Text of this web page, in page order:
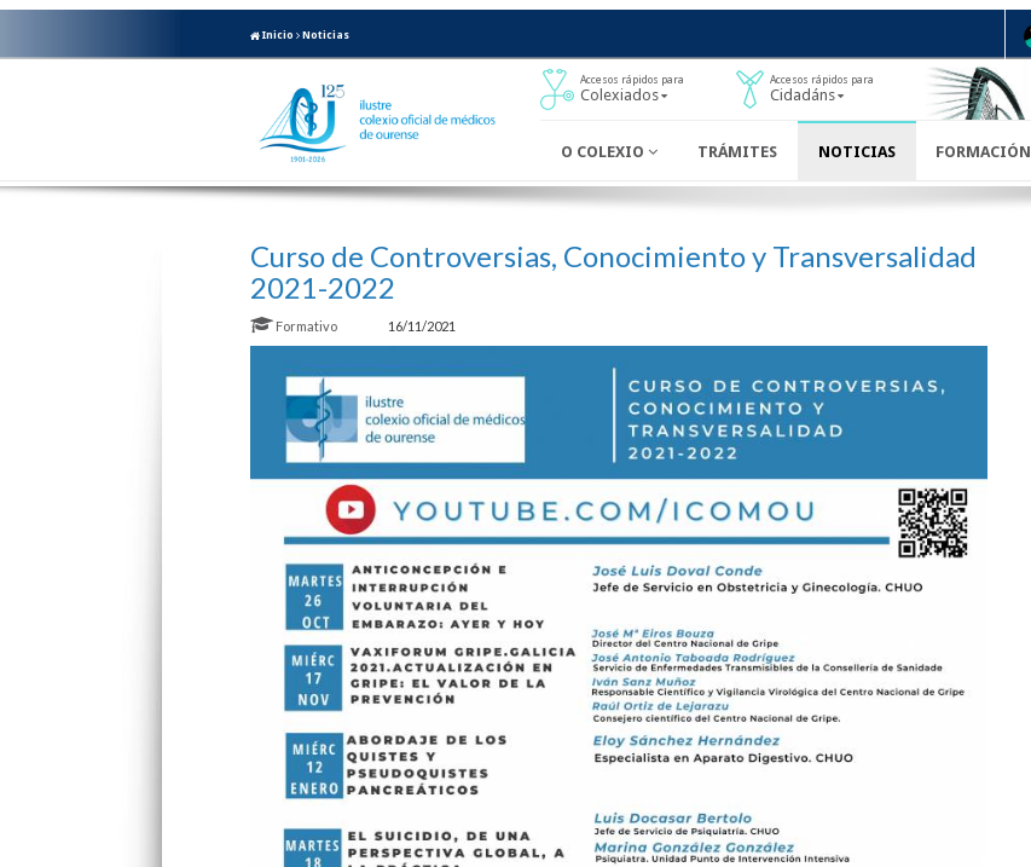
Inicio Noticias
Accesos rápidos para
Colexiados
Accesos rápidos para
Cidadáns
O COLEXIO TRÁMITES NOTICIAS FORMACIÓN
Curso de Controversias, Conocimiento y Transversalidad
2021-2022
Formativo 16/11/2021